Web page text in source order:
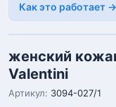
Как это работает →
женский
Valentini
Артикул: 3094-027/1